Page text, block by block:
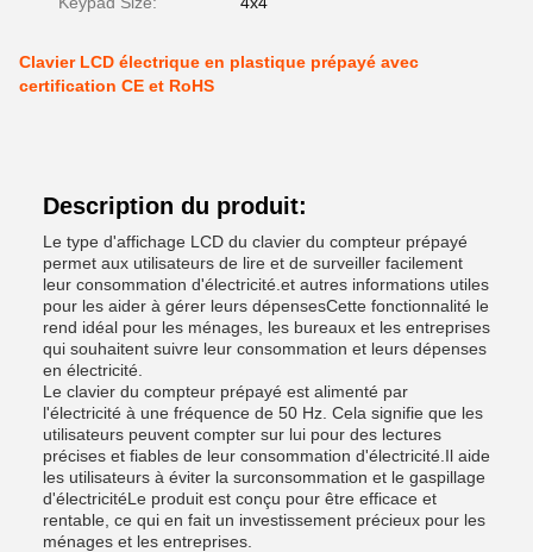
Clavier LCD électrique en plastique prépayé avec
certification CE et RoHS
Description du produit:
Le type d'affichage LCD du clavier du compteur prépayé
permet aux utilisateurs de lire et de surveiller facilement
leur consommation d'électricité.et autres informations utiles
pour les aider à gérer leurs dépensesCette fonctionnalité le
rend idéal pour les ménages, les bureaux et les entreprises
qui souhaitent suivre leur consommation et leurs dépenses
en électricité.
Le clavier du compteur prépayé est alimenté par
l'électricité à une fréquence de 50 Hz. Cela signifie que les
utilisateurs peuvent compter sur lui pour des lectures
précises et fiables de leur consommation d'électricité.Il aide
les utilisateurs à éviter la surconsommation et le gaspillage
d'électricitéLe produit est conçu pour être efficace et
rentable, ce qui en fait un investissement précieux pour les
ménages et les entreprises.